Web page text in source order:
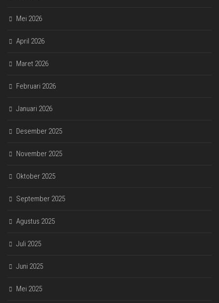
Mei 2026
April 2026
Maret 2026
Februari 2026
Januari 2026
Desember 2025
November 2025
Oktober 2025
September 2025
Agustus 2025
Juli 2025
Juni 2025
Mei 2025